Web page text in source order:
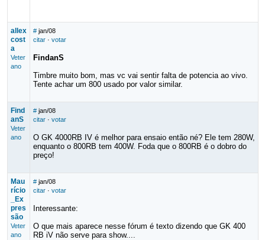
allex
cost
a
Veter
ano
# jan/08
citar· votar
FindanS
Timbre muito bom, mas vc vai sentir falta de potencia ao vivo.
Tente achar um 800 usado por valor similar.
Find
anS
Veter
ano
# jan/08
citar· votar
O GK 4000RB IV é melhor para ensaio então né? Ele tem 280W,
enquanto o 800RB tem 400W. Foda que o 800RB é o dobro do
preço!
Mau
rício
_Ex
pres
são
Veter
ano
# jan/08
citar· votar
Interessante:
O que mais aparece nesse fórum é texto dizendo que GK 400
RB iV não serve para show....